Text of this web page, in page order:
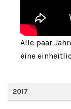
Alle paar
eine
2017